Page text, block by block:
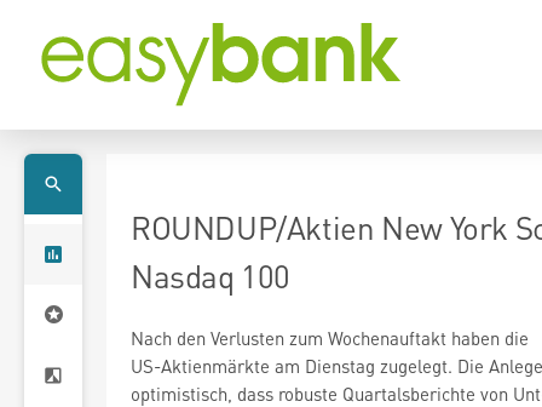
ROUNDUP/Aktien New York
Nasdaq 100
Nach den Verlusten zum Wochenauftakt haben die
US-Aktienmärkte am Dienstag zugelegt. Die
optimistisch, dass robuste Quartalsberichte von